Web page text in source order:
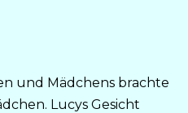
und Mädchens brachte
Lucys Gesicht